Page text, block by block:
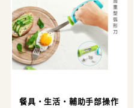
餐具・生活・輔助手部操作